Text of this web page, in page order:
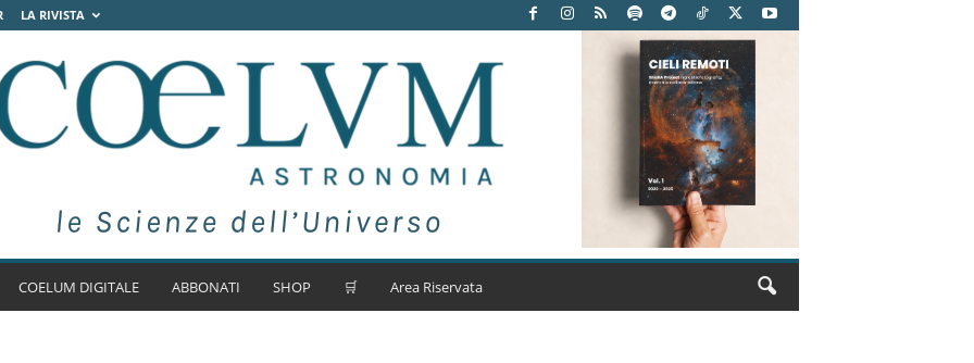
LA RIVISTA
COELUM DIGITALE ABBONATI SHOP 🛒 Area Riservata